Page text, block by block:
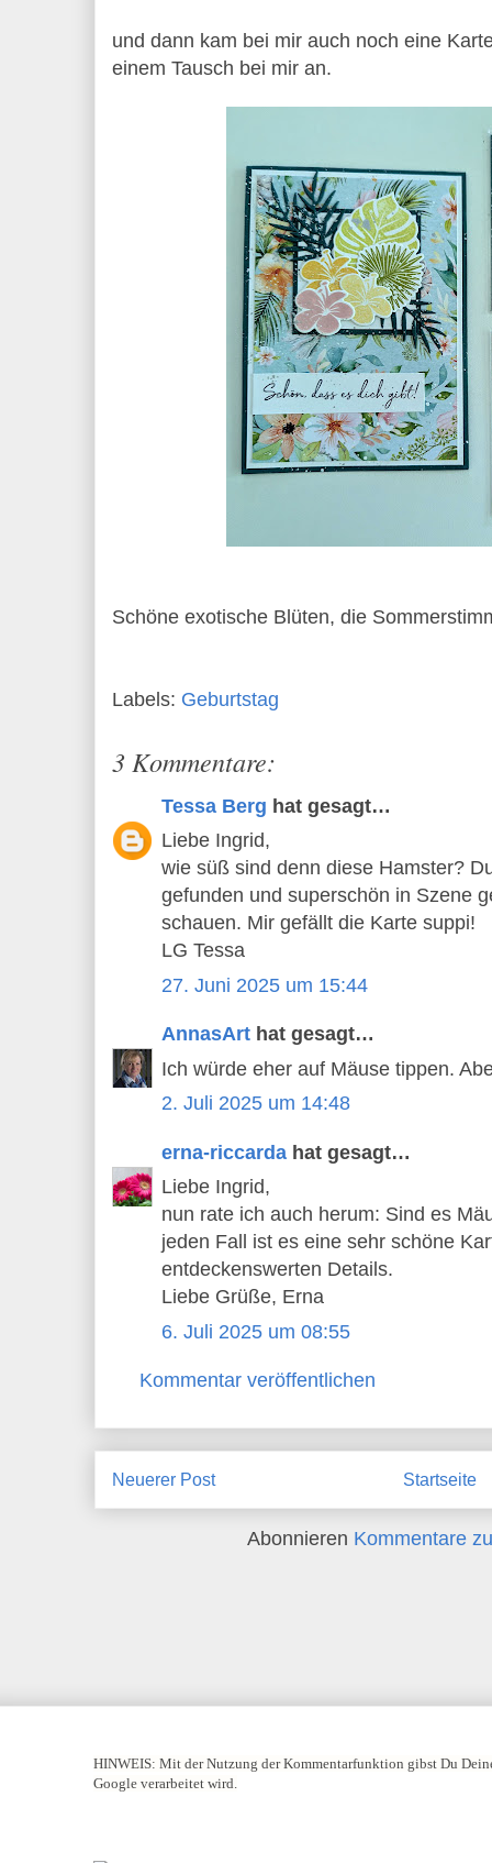
und dann kam bei mir auch noch eine
einem Tausch bei mir an.
Schöne exotische Blüten, die
Labels: Geburtstag
3 Kommentare:
Tessa Berg hat gesagt…
Liebe Ingrid,
wie süß sind denn diese Hamster?
gefunden und superschön in Szene
schauen. Mir gefällt die Karte suppi!
LG Tessa
27. Juni 2025 um 15:44
AnnasArt hat gesagt…
Ich würde eher auf Mäuse tippen.
2. Juli 2025 um 14:48
erna-riccarda hat gesagt…
Liebe Ingrid,
nun rate ich auch herum: Sind es
jeden Fall ist es eine sehr schöne
entdeckenswerten Details.
Liebe Grüße, Erna
6. Juli 2025 um 08:55
Kommentar veröffentlichen
Neuerer Post Startseite
Abonnieren Kommentare
HINWEIS: Mit der Nutzung der Kommentarfunktion gibst Du
Google verarbeitet wird.